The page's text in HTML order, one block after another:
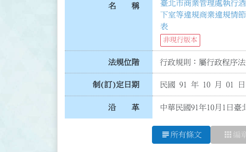
名 稱
臺北市商業管理處執行
下室等違規商業違規情
表
非現行版本
法規位階 行政規則：屬行政程序
制(訂)定日期 民國 91 年 10 月 01 日
沿 革 中華民國91年10月1日臺
subject 所有條文 apps 編